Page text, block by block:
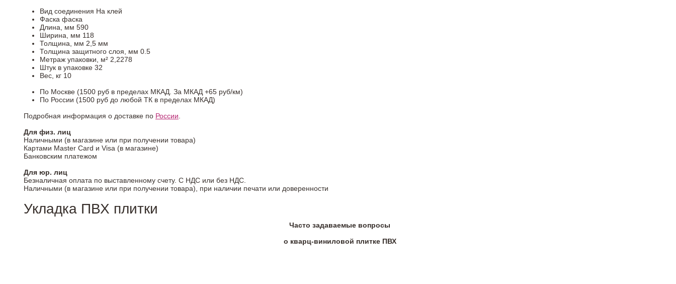
Вид соединения На клей
Фаска фаска
Длина, мм 590
Ширина, мм 118
Толщина, мм 2,5 мм
Толщина защитного слоя, мм 0.5
Метраж упаковки, м² 2,2278
Штук в упаковке 32
Вес, кг 10
По Москве (1500 руб в пределах МКАД. За МКАД +65 руб/км)
По России (1500 руб до любой ТК в пределах МКАД)
Подробная информация о доставке по России.
Для физ. лиц
Наличными (в магазине или при получении товара)
Картами Master Card и Visa (в магазине)
Банковским платежом
Для юр. лиц
Безналичная оплата по выставленному счету. С НДС или без НДС.
Наличными (в магазине или при получении товара), при наличии печати или доверенности
Укладка ПВХ плитки
Часто задаваемые вопросы
о кварц-виниловой плитке ПВХ